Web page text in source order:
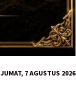
JUMAT, 7 AGUSTUS 2026